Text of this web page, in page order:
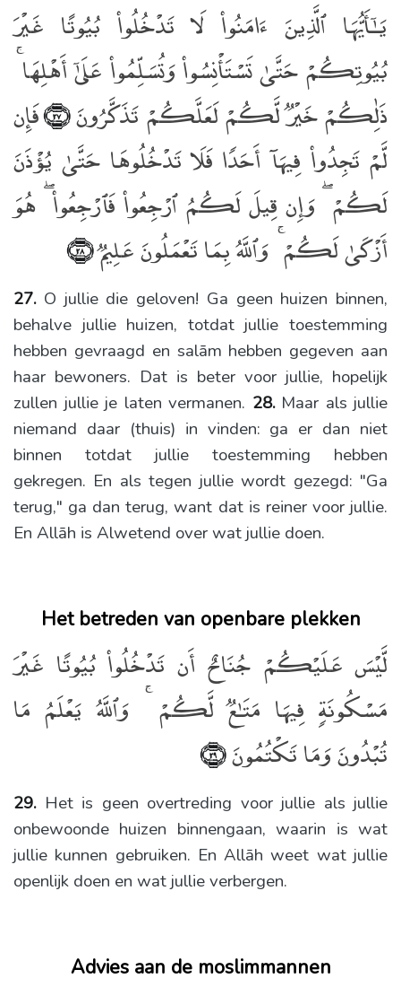
27. O jullie die geloven! Ga geen huizen binnen,
behalve jullie huizen, totdat jullie toestemming
hebben gevraagd en salām hebben gegeven aan
haar bewoners. Dat is beter voor jullie, hopelijk
zullen jullie je laten vermanen. 28. Maar als jullie
niemand daar (thuis) in vinden: ga er dan niet
binnen totdat jullie toestemming hebben
gekregen. En als tegen jullie wordt gezegd: "Ga
terug," ga dan terug, want dat is reiner voor jullie.
En Allāh is Alwetend over wat jullie doen.
يَـٰٓأَيُّهَا ٱلَّذِينَ ءَامَنُوا۟ لَا تَدْخُلُوا۟ بُيُوتًا غَيْرَ
بُيُوتِكُمْ حَتَّىٰ تَسْتَأْنِسُوا۟ وَتُسَلِّمُوا۟ عَلَىٰٓ أَهْلِهَا ۚ
ذَٰلِكُمْ خَيْرٌۭ لَّكُمْ لَعَلَّكُمْ تَذَكَّرُونَ﴿٢٧﴾
فَإِن
لَّمْ تَجِدُوا۟ فِيهَآ أَحَدًۭا فَلَا تَدْخُلُوهَا حَتَّىٰ يُؤْذَنَ
لَكُمْ ۖ وَإِن قِيلَ لَكُمُ ٱرْجِعُوا۟ فَٱرْجِعُوا۟ ۖ هُوَ
أَزْكَىٰ لَكُمْ ۚ وَٱللَّهُ بِمَا تَعْمَلُونَ عَلِيمٌۭ﴿٢٨﴾
Het betreden van openbare plekken
29. Het is geen overtreding voor jullie als jullie
onbewoonde huizen binnengaan, waarin is wat
jullie kunnen gebruiken. En Allāh weet wat jullie
openlijk doen en wat jullie verbergen.
لَّيْسَ عَلَيْكُمْ جُنَاحٌ أَن تَدْخُلُوا۟ بُيُوتًا غَيْرَ
مَسْكُونَةٍۢ فِيهَا مَتَـٰعٌۭ لَّكُمْ ۚ وَٱللَّهُ يَعْلَمُ مَا
تُبْدُونَ وَمَا تَكْتُمُونَ﴿٢٩﴾
Advies aan de moslimmannen